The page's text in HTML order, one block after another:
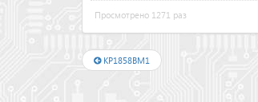
Просмотрено 1271 раз
КР1858ВМ1